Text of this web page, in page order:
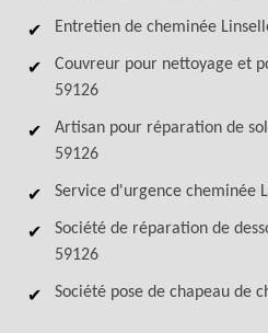
Entretien de cheminée
Couvreur pour nettoyage et
59126
Artisan pour réparation de
59126
Service d'urgence cheminée
Société de réparation de
59126
Société pose de chapeau de